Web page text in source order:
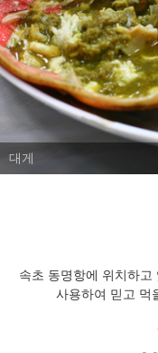
대게
속초 동명항에 위치하
사용하여 믿고 먹